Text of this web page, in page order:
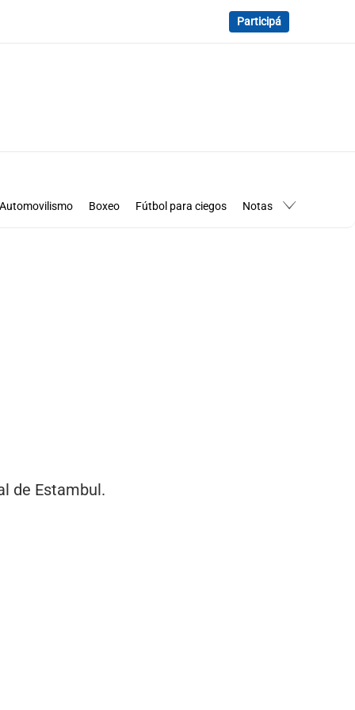
Participá
Automovilismo Boxeo Fútbol para ciegos
Notas
de Estambul.